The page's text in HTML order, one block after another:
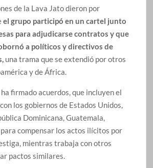
de la Lava Jato dieron por
el grupo participó en un cartel junto
para adjudicarse contratos y que
a políticos y directivos de
una trama que se extendió por otros
y de África.
firmado acuerdos, que incluyen el
los gobiernos de Estados Unidos,
Dominicana, Guatemala,
compensar los actos ilícitos por
mientras trabaja con otros
pactos similares.